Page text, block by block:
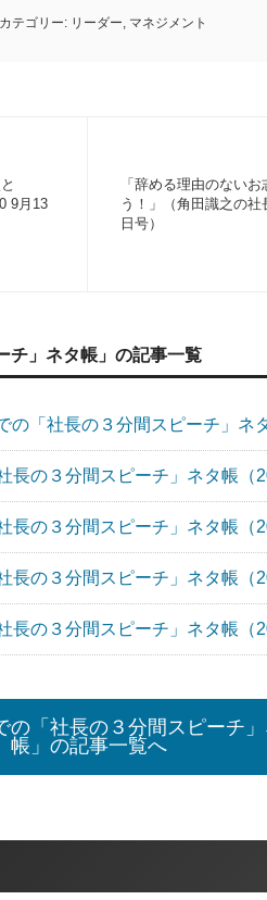
カテゴリー: リーダー, マネジメント
9月13
「辞める理由のないお
う！」（角田識之の社
日号）
チ」ネタ帳」の記事一覧
の「社長の３分間スピーチ」ネ
長の３分間スピーチ」ネタ帳（
長の３分間スピーチ」ネタ帳（
長の３分間スピーチ」ネタ帳（
長の３分間スピーチ」ネタ帳（
の「社長の３分間スピーチ
帳」の記事一覧へ